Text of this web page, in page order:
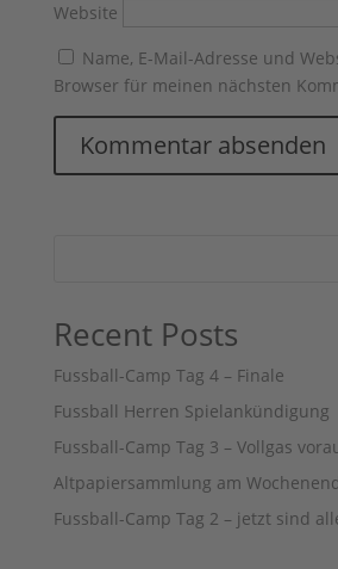
Website
Name, E-Mail-Adresse und
Browser für meinen nächsten
Recent Posts
Fussball-Camp Tag 4 – Finale
Fussball Herren Spielankündigung
Fussball-Camp Tag 3 – Vollgas
Altpapiersammlung am
Fussball-Camp Tag 2 – jetzt sind